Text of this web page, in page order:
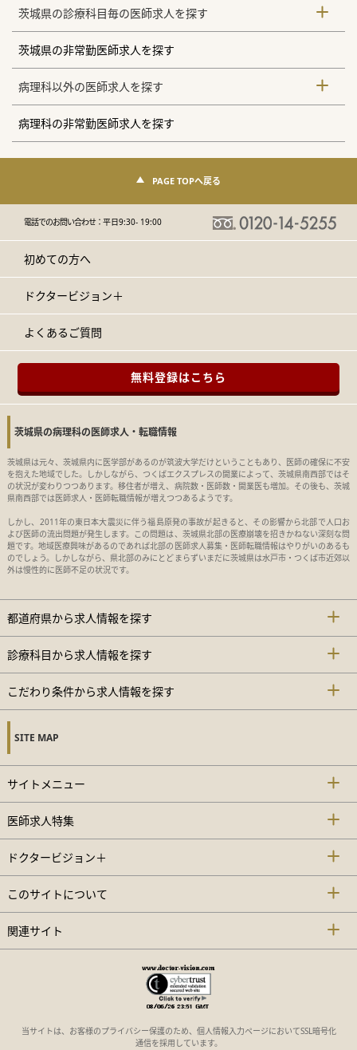
茨城県の診療科目毎の医師求人を探す
茨城県の非常勤医師求人を探す
病理科以外の医師求人を探す
病理科の非常勤医師求人を探す
PAGE TOPへ戻る
電話でのお問い合わせ：平日9:30- 19:00
初めての方へ
ドクタービジョン＋
よくあるご質問
無料登録はこちら
茨城県の病理科の医師求人・転職情報
茨城県は元々、茨城県内に医学部があるのが筑波大学だけということもあり、医師の確保に不安
を抱えた地域でした。しかしながら、つくばエクスプレスの開業によって、茨城県南西部ではそ
の状況が変わりつつあります。移住者が増え、病院数・医師数・開業医も増加。その後も、茨城
県南西部では医師求人・医師転職情報が増えつつあるようです。
しかし、2011年の東日本大震災に伴う福島原発の事故が起きると、その影響から北部で人口お
よび医師の流出問題が発生します。この問題は、茨城県北部の医療崩壊を招きかねない深刻な問
題です。地域医療興味があるのであれば北部の医師求人募集・医師転職情報はやりがいのあるも
のでしょう。しかしながら、県北部のみにとどまらずいまだに茨城県は水戸市・つくば市近郊以
外は慢性的に医師不足の状況です。
都道府県から求人情報を探す
診療科目から求人情報を探す
こだわり条件から求人情報を探す
SITE MAP
サイトメニュー
医師求人特集
ドクタービジョン＋
このサイトについて
関連サイト
当サイトは、お客様のプライバシー保護のため、個人情報入力ページにおいてSSL暗号化
通信を採用しています。